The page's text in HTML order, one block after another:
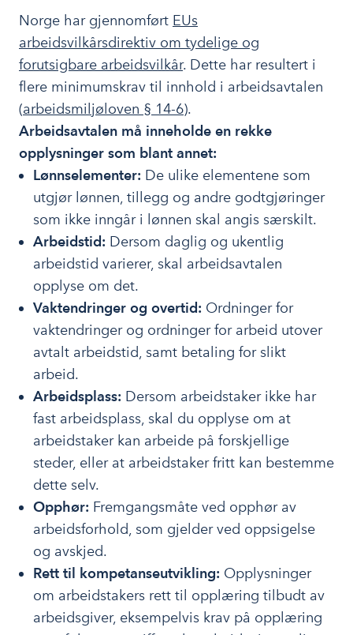
Norge har gjennomført EUs
arbeidsvilkårsdirektiv om tydelige og
forutsigbare arbeidsvilkår. Dette har resultert i
flere minimumskrav til innhold i arbeidsavtalen
(arbeidsmiljøloven § 14-6).
Arbeidsavtalen må inneholde en rekke
opplysninger som blant annet:
Lønnselementer: De ulike elementene som
utgjør lønnen, tillegg og andre godtgjøringer
som ikke inngår i lønnen skal angis særskilt.
Arbeidstid: Dersom daglig og ukentlig
arbeidstid varierer, skal arbeidsavtalen
opplyse om det.
Vaktendringer og overtid: Ordninger for
vaktendringer og ordninger for arbeid utover
avtalt arbeidstid, samt betaling for slikt
arbeid.
Arbeidsplass: Dersom arbeidstaker ikke har
fast arbeidsplass, skal du opplyse om at
arbeidstaker kan arbeide på forskjellige
steder, eller at arbeidstaker fritt kan bestemme
dette selv.
Opphør: Fremgangsmåte ved opphør av
arbeidsforhold, som gjelder ved oppsigelse
og avskjed.
Rett til kompetanseutvikling: Opplysninger
om arbeidstakers rett til opplæring tilbudt av
arbeidsgiver, eksempelvis krav på opplæring